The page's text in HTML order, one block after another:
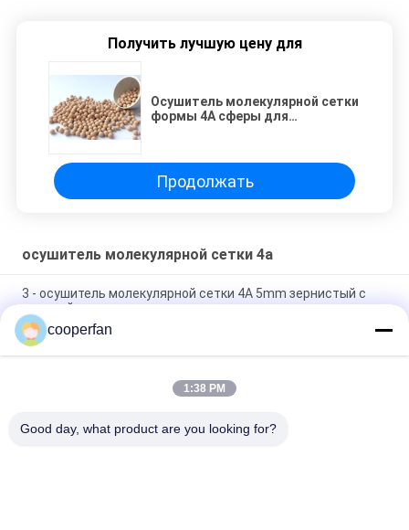
Получить лучшую цену для
Осушитель молекулярной сетки
формы 4A сферы для
Продолжать
осушитель молекулярной сетки 4а
3 - осушитель молекулярной сетки 4A 5mm зернистый с
высокой прочностью толкотни
Сухое сетки 4A адсорбцией молекулярное зернистое и
провентилированное хранение места
Воздушная сушка 25kg/Bag молекулярной сетки 4A для
cooperfan
1:38 PM
Good day, what product are you looking for?